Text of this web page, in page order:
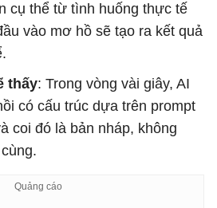
cụ thể từ tình huống thực tế
vào mơ hồ sẽ tạo ra kết quả
thấy: Trong vòng vài giây, AI
có cấu trúc dựa trên prompt
coi đó là bản nháp, không